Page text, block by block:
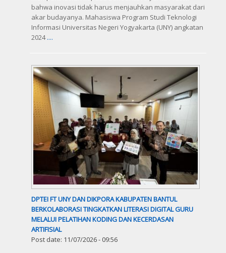
bahwa inovasi tidak harus menjauhkan masyarakat dari
akar budayanya. Mahasiswa Program Studi Teknologi
Informasi Universitas Negeri Yogyakarta (UNY) angkatan
2024....
DPTEI FT UNY DAN DIKPORA KABUPATEN BANTUL
BERKOLABORASI TINGKATKAN LITERASI DIGITAL GURU
MELALUI PELATIHAN KODING DAN KECERDASAN
ARTIFISIAL
Post date: 11/07/2026 - 09:56